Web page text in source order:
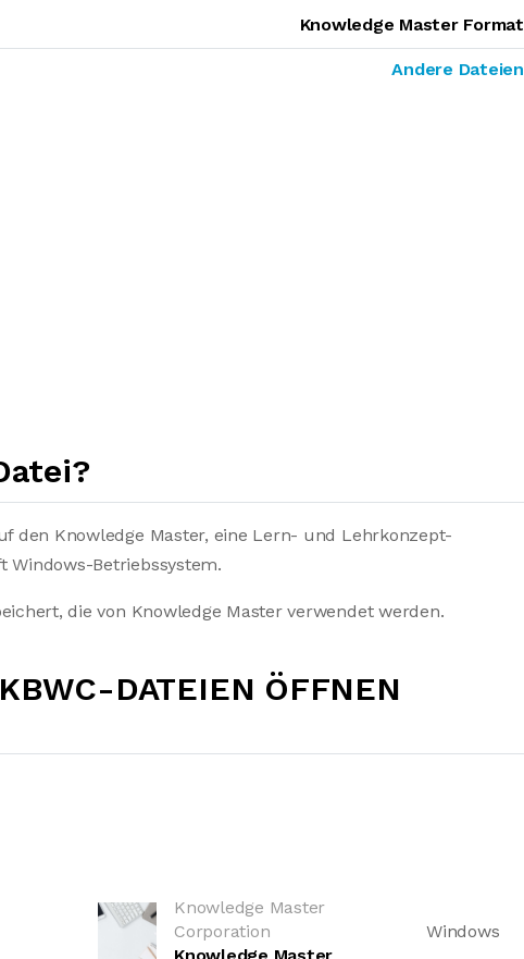
Knowledge Master Format
Andere Dateien
den Knowledge Master, eine Lern- und Lehrkonzept-
Windows-Betriebssystem.
die von Knowledge Master verwendet werden.
DATEIEN ÖFFNEN
Knowledge Master
Corporation
Windows